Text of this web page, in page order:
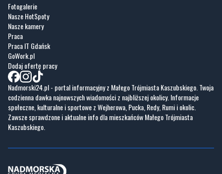
Fotogalerie
Nasze HotSpoty
Nasze kamery
Praca
Praca IT Gdańsk
GoWork.pl
Dodaj ofertę pracy
Nadmorski24.pl - portal informacyjny z Małego Trójmiasta Kaszubskiego. Twoja
codzienna dawka najnowszych wiadomości z najbliższej okolicy. Informacje
społeczne, kulturalne i sportowe z Wejherowa, Pucka, Redy, Rumi i okolic.
Zawsze sprawdzone i aktualne info dla mieszkańców Małego Trójmiasta
Kaszubskiego.